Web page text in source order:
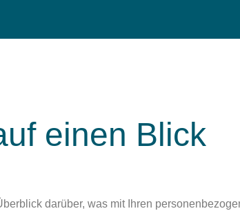
einen Blick
darüber, was mit Ihren